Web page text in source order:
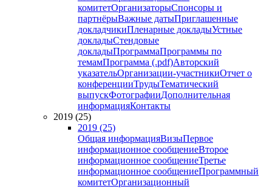
комитетОрганизаторыСпонсоры и
партнёрыВажные датыПриглашенные
докладчикиПленарные докладыУстные
докладыСтендовые
докладыПрограммаПрограммы по
темамПрограмма (.pdf)Авторский
указательОрганизации-участникиОтчет о
конференцииТрудыТематический
выпускФотографииДополнительная
информацияКонтакты
2019 (25)
2019 (25)
Общая информацияВизыПервое
информационное сообщениеВторое
информационное сообщениеТретье
информационное сообщениеПрограммный
комитетОрганизационный